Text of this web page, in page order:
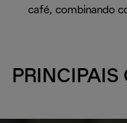
café, combinando